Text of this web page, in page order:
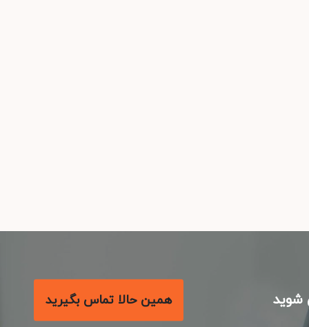
همین حالا تماس بگیرید